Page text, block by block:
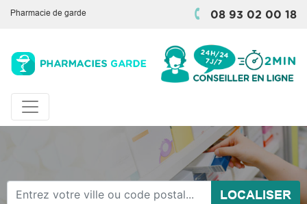
Pharmacie de garde 08 93 02 00 18
LOCALISER